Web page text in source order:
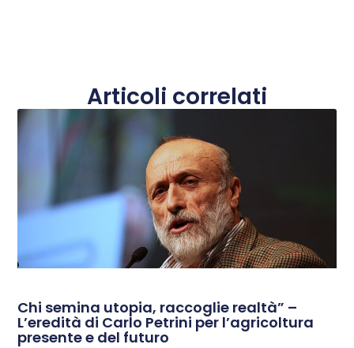
Articoli correlati
Chi semina utopia, raccoglie realtà” –
L’eredità di Carlo Petrini per l’agricoltura
presente e del futuro